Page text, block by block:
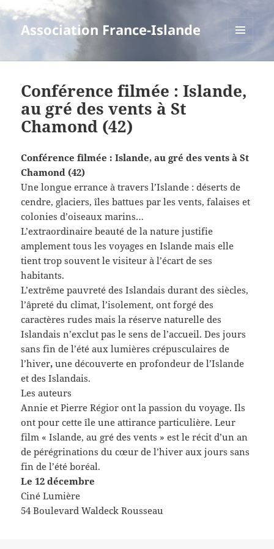
Association France-Islande
Conférence filmée : Islande,
au gré des vents à St
Chamond (42)
Conférence filmée : Islande, au gré des vents à St
Chamond (42)
Une longue errance à travers l’Islande : déserts de
cendre, glaciers, îles battues par les vents, falaises et
colonies d’oiseaux marins…
L’extraordinaire beauté de la nature justifie
amplement tous les voyages en Islande mais elle
tient trop souvent le visiteur à l’écart de ses
habitants.
L’extrême pauvreté des Islandais durant des siècles,
l’âpreté du climat, l’isolement, ont forgé des
caractères rudes mais la réserve naturelle des
Islandais n’exclut pas le sens de l’accueil. Des jours
sans fin de l’été aux lumières crépusculaires de
l’hiver,une découverte en profondeur de l’Islande
et des Islandais.
Les auteurs
Annie et Pierre Régior ont la passion du voyage. Ils
ont pour cette île une attirance particulière. Leur
film « Islande, au gré des vents » est le récit d’un an
de pérégrinations du cœur de l’hiver aux jours sans
fin de l’été boréal.
Le 12 décembre
Ciné Lumière
54 Boulevard Waldeck Rousseau